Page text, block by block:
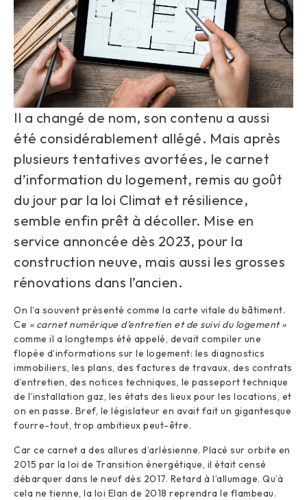
Il a changé de nom, son contenu a aussi
été considérablement allégé. Mais après
plusieurs tentatives avortées, le carnet
d’information du logement, remis au goût
du jour par la loi Climat et résilience,
semble enfin prêt à décoller. Mise en
service annoncée dès 2023, pour la
construction neuve, mais aussi les grosses
rénovations dans l’ancien.
On l’a souvent présenté comme la carte vitale du bâtiment.
Ce « carnet numérique d’entretien et de suivi du logement »
comme il a longtemps été appelé, devait compiler une
flopée d’informations sur le logement: les diagnostics
immobiliers, les plans, des factures de travaux, des contrats
d’entretien, des notices techniques, le passeport technique
de l’installation gaz, les états des lieux pour les locations, et
on en passe. Bref, le législateur en avait fait un gigantesque
fourre-tout, trop ambitieux peut-être.
Car ce carnet a des allures d’arlésienne. Placé sur orbite en
2015 par la loi de Transition énergétique, il était censé
débarquer dans le neuf dès 2017. Retard à l’allumage. Qu’à
cela ne tienne, la loi Elan de 2018 reprendra le flambeau.